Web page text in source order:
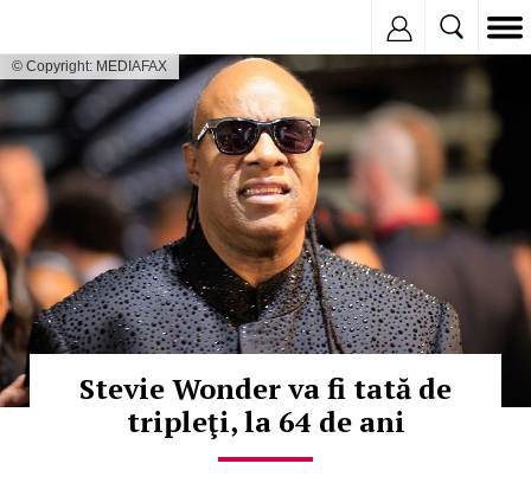
© Copyright: MEDIAFAX
Stevie Wonder va fi tată de
tripleţi, la 64 de ani